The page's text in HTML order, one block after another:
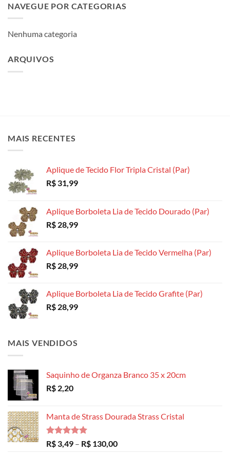
NAVEGUE POR CATEGORIAS
Nenhuma categoria
ARQUIVOS
MAIS RECENTES
Aplique de Tecido Flor Tripla Cristal (Par)
R$ 31,99
Aplique Borboleta Lia de Tecido Dourado (Par)
R$ 28,99
Aplique Borboleta Lia de Tecido Vermelha (Par)
R$ 28,99
Aplique Borboleta Lia de Tecido Grafite (Par)
R$ 28,99
MAIS VENDIDOS
Saquinho de Organza Branco 35 x 20cm
R$ 2,20
Manta de Strass Dourada Strass Cristal
Avaliação
5.00
de 5
R$ 3,49 – R$ 130,00Faixa